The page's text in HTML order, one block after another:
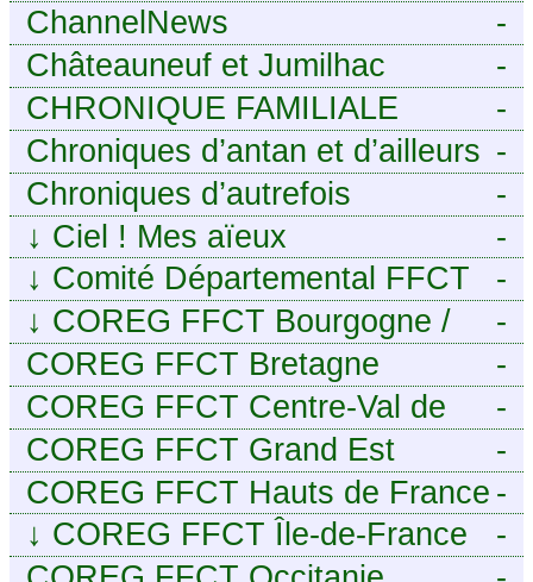
-
ChannelNews
-
Châteauneuf et Jumilhac
-
CHRONIQUE FAMILIALE
-
Chroniques d’antan et d’ailleurs
-
Chroniques d’autrefois
-
↓ Ciel ! Mes aïeux
-
↓ Comité Départemental FFCT
du Cher
-
↓ COREG FFCT Bourgogne /
Franche-Comté
-
COREG FFCT Bretagne
-
COREG FFCT Centre-Val de
Loire
-
COREG FFCT Grand Est
-
COREG FFCT Hauts de France
-
↓ COREG FFCT Île-de-France